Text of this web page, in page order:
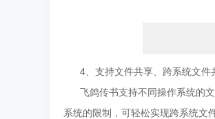
4、支持文件共享、跨系统文件
飞鸽传书支持不同操作系统的文
系统的限制，可轻松实现跨系统文